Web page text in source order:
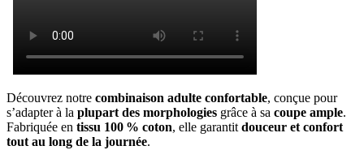
Découvrez notre combinaison adulte confortable, conçue pour
s’adapter à la plupart des morphologies grâce à sa coupe ample.
Fabriquée en tissu 100 % coton, elle garantit douceur et confort
tout au long de la journée.